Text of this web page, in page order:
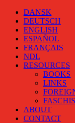
DANSK
DEUTSCH
ENGLISH
ESPAÑOL
FRANÇAIS
NDL
RESOURCES
BOOKS
LINKS
ABOUT
CONTACT